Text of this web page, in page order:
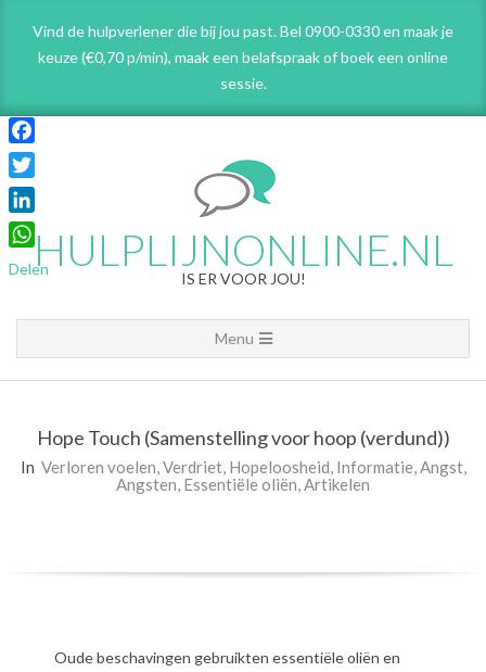
content
Vind de hulpverlener die bij jou past. Bel 0900-0330 en maak je
keuze (€0,70 p/min), maak een belafspraakof boek een online
sessie.
HULPLIJNONLINE.NL
IS ER VOOR JOU!
Navigation
Menu
Menu
Hope Touch (Samenstelling voor hoop (verdund))
In Verloren voelen,Verdriet, Hopeloosheid, Informatie,Angst,
Angsten, Essentiële oliën,Artikelen
Oude beschavingen gebruikten essentiële oliën en
Facebook
Twitter
LinkedIn
WhatsApp
Delen